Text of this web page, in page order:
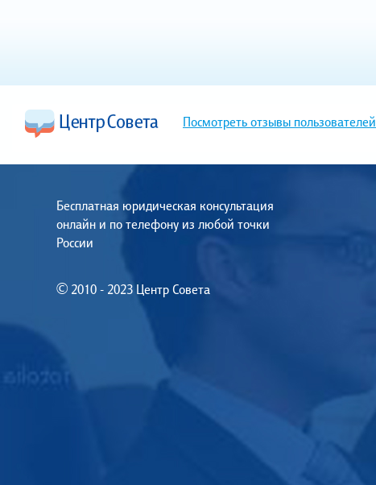
Посмотреть отзывы пользователей
Бесплатная юридическая консультация
онлайн и по телефону из любой точки
России
© 2010 - 2023 Центр Совета